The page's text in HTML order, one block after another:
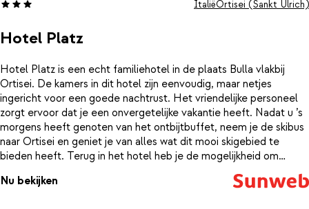
Hotel Platz
ItaliëOrtisei (Sankt Ulrich)
Hotel Platz is een echt familiehotel in de plaats Bulla vlakbij
Ortisei. De kamers in dit hotel zijn eenvoudig, maar netjes
ingericht voor een goede nachtrust. Het vriendelijke personeel
zorgt ervoor dat je een onvergetelijke vakantie heeft. Nadat u ’s
morgens heeft genoten van het ontbijtbuffet, neem je de skibus
naar Ortisei en geniet je van alles wat dit mooi skigebied te
bieden heeft. Terug in het hotel heb je de mogelijkheid om
gebruik te maken van een binnenzwembad en sauna. Heerlijk na
een actieve dag op de piste! Of neem de dag door in de
Nu bekijken